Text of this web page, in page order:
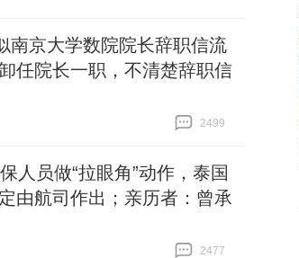
南京大学数院院长辞职信流
任院长一职，不清楚辞职信
2499
人员做“拉眼角”动作，泰国
由航司作出；亲历者：曾承
2477